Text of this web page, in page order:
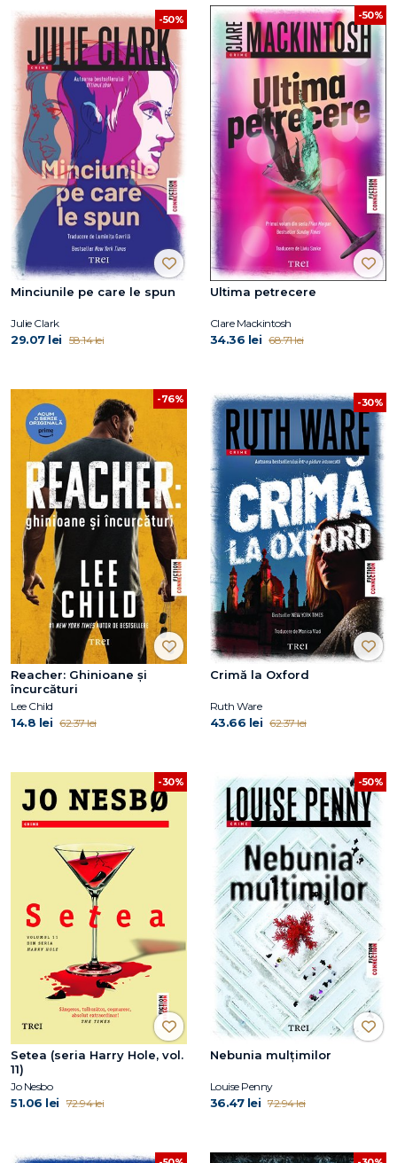
-50%
Minciunile pe care le spun
Julie Clark
29.07 lei 58.14 lei
-50%
Ultima petrecere
Clare Mackintosh
34.36 lei 68.71 lei
-76%
Reacher: Ghinioane şi
încurcături
Lee Child
14.8 lei 62.37 lei
-30%
Crimă la Oxford
Ruth Ware
43.66 lei 62.37 lei
-30%
Setea (seria Harry Hole, vol.
11)
Jo Nesbo
51.06 lei 72.94 lei
-50%
Nebunia mulțimilor
Louise Penny
36.47 lei 72.94 lei